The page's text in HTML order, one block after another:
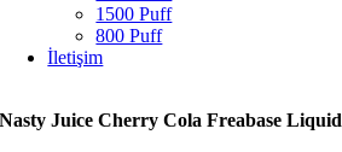
1500 Puff
800 Puff
İletişim
Nasty Juice Cherry Cola Freabase Liquid